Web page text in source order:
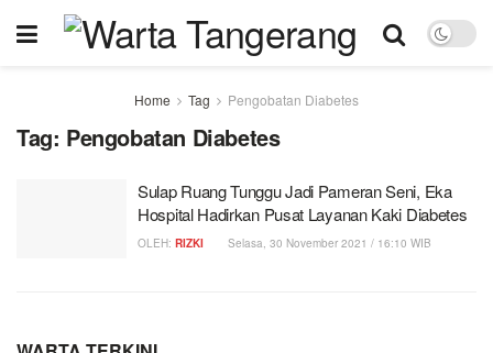
Home Tag Pengobatan Diabetes
Tag: Pengobatan Diabetes
Sulap Ruang Tunggu Jadi Pameran Seni, Eka
Hospital Hadirkan Pusat Layanan Kaki Diabetes
OLEH: RIZKI Selasa, 30 November 2021 / 16:10 WIB